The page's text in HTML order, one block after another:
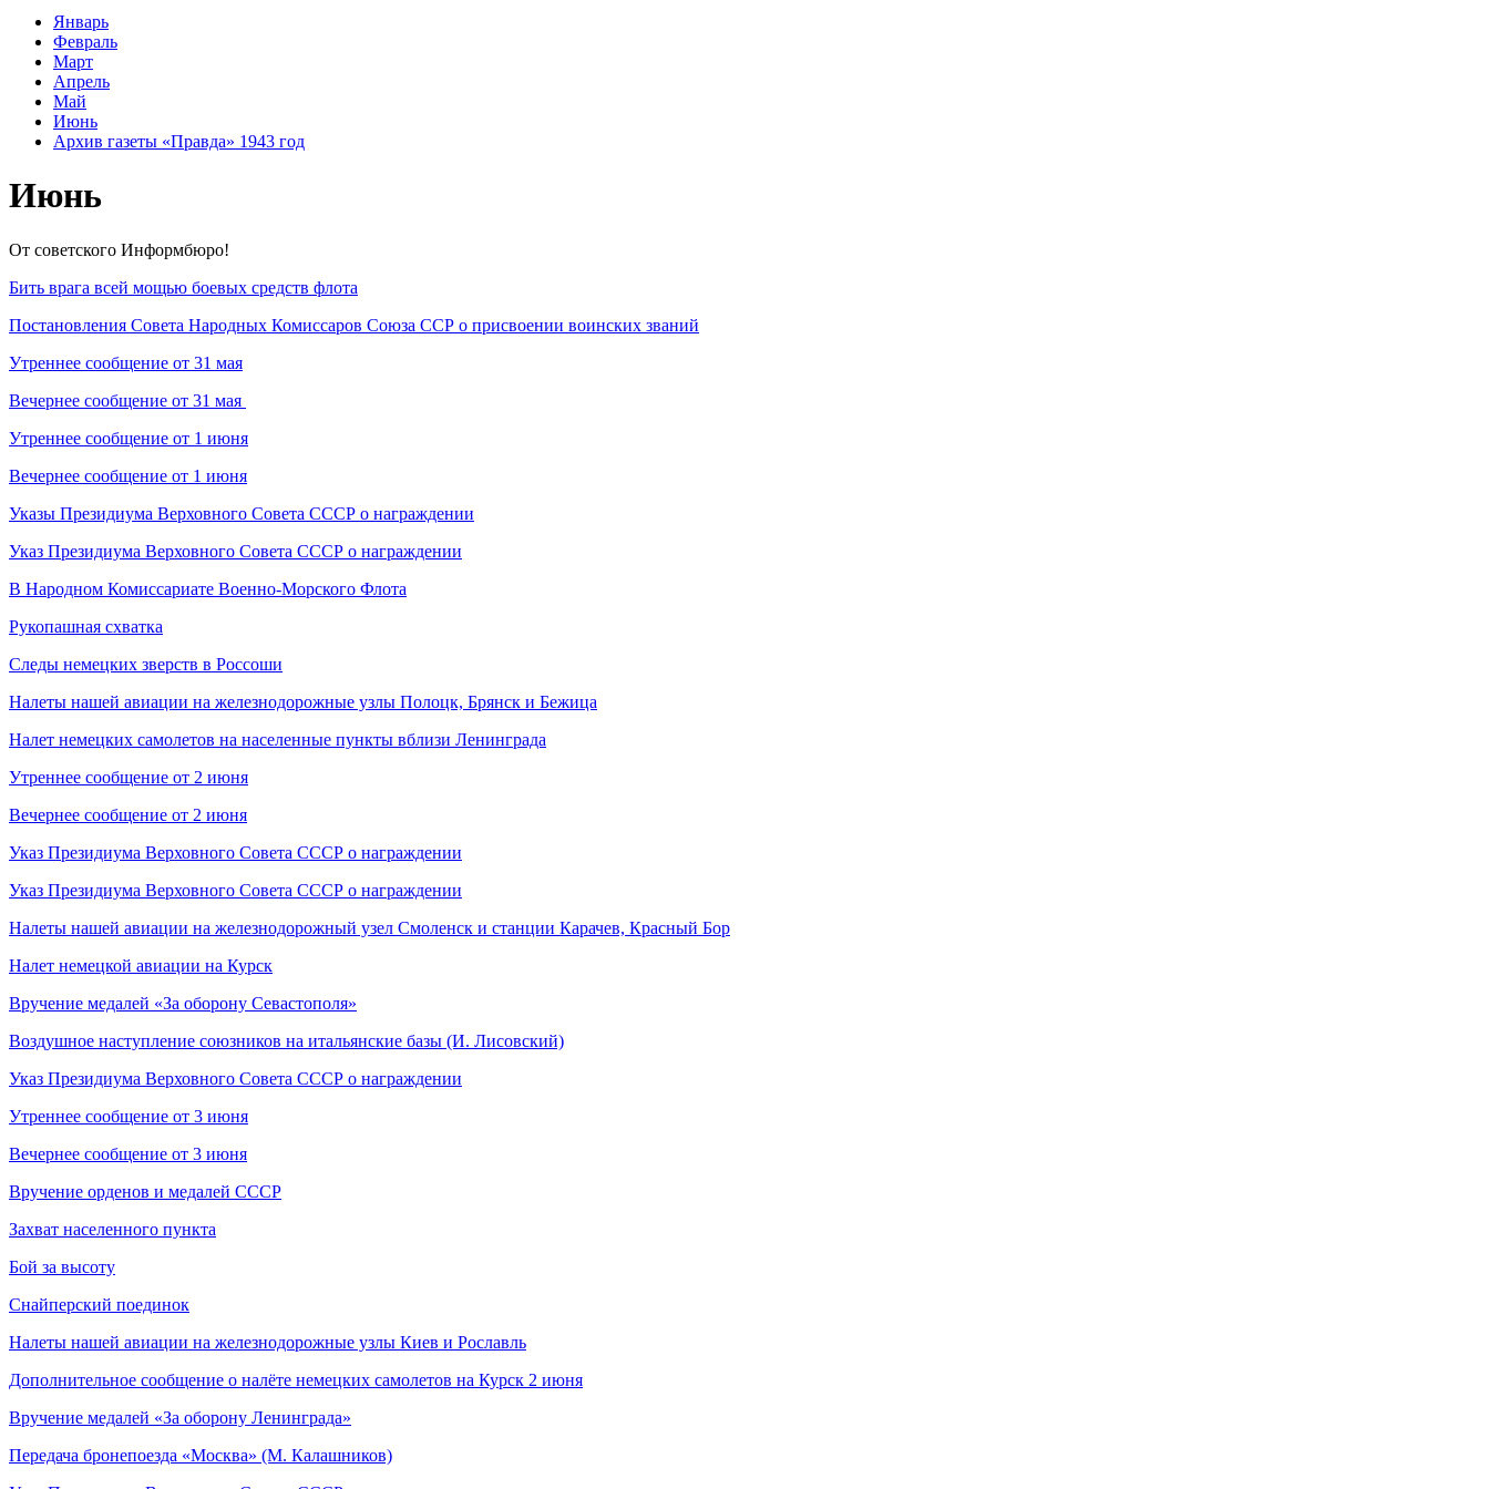
Январь
Февраль
Март
Апрель
Май
Июнь
Архив газеты «Правда» 1943 год
Июнь
От советского Информбюро!
Бить врага всей мощью боевых средств флота
Постановления Совета Народных Комиссаров Союза ССР о присвоении воинских званий
Утреннее сообщение от 31 мая
Вечернее сообщение от 31 мая
Утреннее сообщение от 1 июня
Вечернее сообщение от 1 июня
Указы Президиума Верховного Совета СССР о награждении
Указ Президиума Верховного Совета СССР о награждении
В Народном Комиссариате Военно-Морского Флота
Рукопашная схватка
Следы немецких зверств в Россоши
Налеты нашей авиации на железнодорожные узлы Полоцк, Брянск и Бежица
Налет немецких самолетов на населенные пункты вблизи Ленинграда
Утреннее сообщение от 2 июня
Вечернее сообщение от 2 июня
Указ Президиума Верховного Совета СССР о награждении
Указ Президиума Верховного Совета СССР о награждении
Налеты нашей авиации на железнодорожный узел Смоленск и станции Карачев, Красный Бор
Налет немецкой авиации на Курск
Вручение медалей «За оборону Севастополя»
Воздушное наступление союзников на итальянские базы (И. Лисовский)
Указ Президиума Верховного Совета СССР о награждении
Утреннее сообщение от 3 июня
Вечернее сообщение от 3 июня
Вручение орденов и медалей СССР
Захват населенного пункта
Бой за высоту
Снайперский поединок
Налеты нашей авиации на железнодорожные узлы Киев и Рославль
Дополнительное сообщение о налёте немецких самолетов на Курск 2 июня
Вручение медалей «За оборону Ленинграда»
Передача бронепоезда «Москва» (М. Калашников)